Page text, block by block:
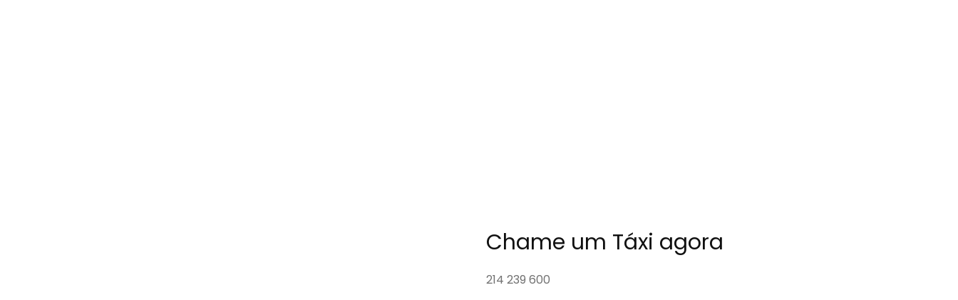
Chame um Táxi agora
214 239 600